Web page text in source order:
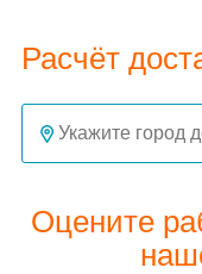
Расчёт
Оцените